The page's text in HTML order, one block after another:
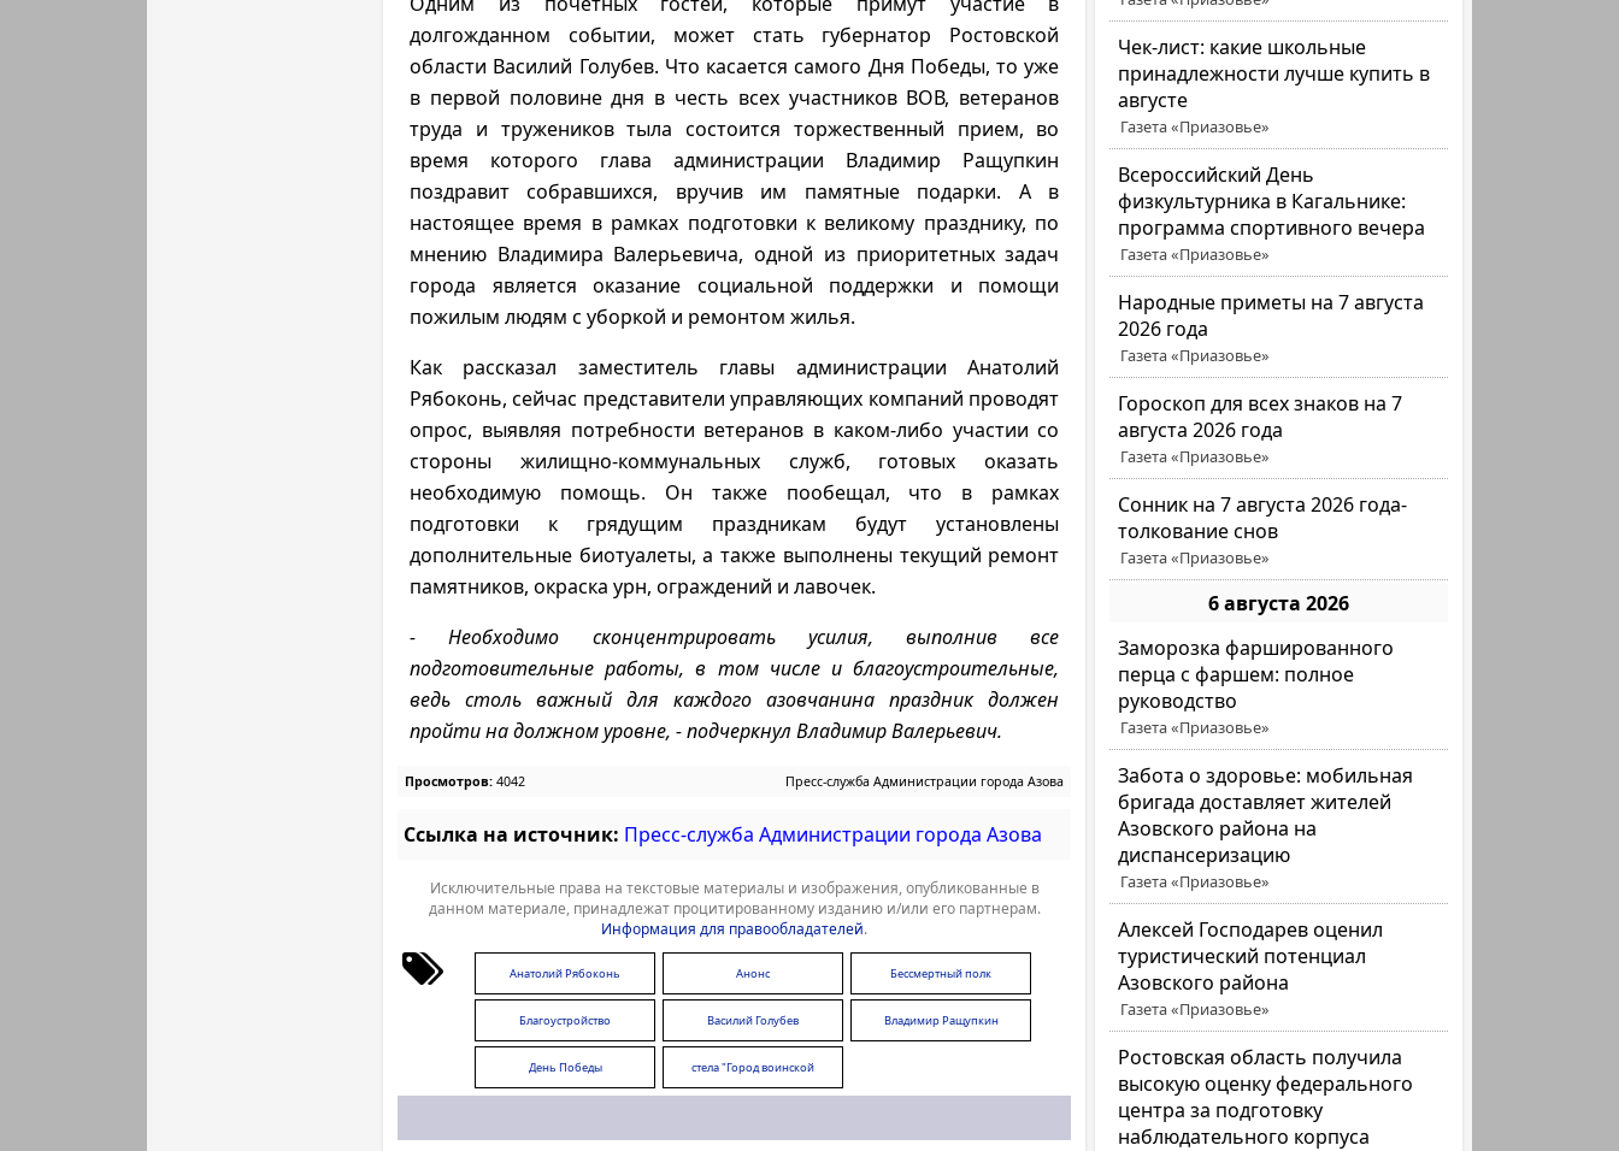
Чек-лист: какие школьные
принадлежности лучше купить в
августе
Газета «Приазовье»
Всероссийский День
физкультурника в Кагальнике:
программа спортивного вечера
Газета «Приазовье»
Народные приметы на 7 августа
2026 года
Газета «Приазовье»
Гороскоп для всех знаков на 7
августа 2026 года
Газета «Приазовье»
Сонник на 7 августа 2026 года-
толкование снов
Газета «Приазовье»
6 августа 2026
Заморозка фаршированного
перца с фаршем: полное
руководство
Газета «Приазовье»
Забота о здоровье: мобильная
бригада доставляет жителей
Азовского района на
диспансеризацию
Газета «Приазовье»
Алексей Господарев оценил
туристический потенциал
Азовского района
Газета «Приазовье»
Ростовская область получила
высокую оценку федерального
центра за подготовку
наблюдательного корпуса
долгожданном событии, может стать губернатор Ростовской
области Василий Голубев. Что касается самого Дня Победы, то уже
в первой половине дня в честь всех участников ВОВ, ветеранов
труда и тружеников тыла состоится торжественный прием, во
время которого глава администрации Владимир Ращупкин
поздравит собравшихся, вручив им памятные подарки. А в
настоящее время в рамках подготовки к великому празднику, по
мнению Владимира Валерьевича, одной из приоритетных задач
города является оказание социальной поддержки и помощи
пожилым людям с уборкой и ремонтом жилья.
Как рассказал заместитель главы администрации Анатолий
Рябоконь, сейчас представители управляющих компаний проводят
опрос, выявляя потребности ветеранов в каком-либо участии со
стороны жилищно-коммунальных служб, готовых оказать
необходимую помощь. Он также пообещал, что в рамках
подготовки к грядущим праздникам будут установлены
дополнительные биотуалеты, а также выполнены текущий ремонт
памятников, окраска урн, ограждений и лавочек.
- Необходимо сконцентрировать усилия, выполнив все
подготовительные работы, в том числе и благоустроительные,
ведь столь важный для каждого азовчанина праздник должен
пройти на должном уровне, - подчеркнул Владимир Валерьевич.
Просмотров: 4042 Пресс-служба Администрации города Азова
Ссылка на источник: Пресс-служба Администрации города Азова
Исключительные права на текстовые материалы и изображения, опубликованные в
данном материале, принадлежат процитированному изданию и/или его партнерам.
Информация для правообладателей.
Анатолий Рябоконь Анонс Бессмертный полк
Благоустройство Василий Голубев Владимир Ращупкин
День Победы
стела "Город воинской
доблести"